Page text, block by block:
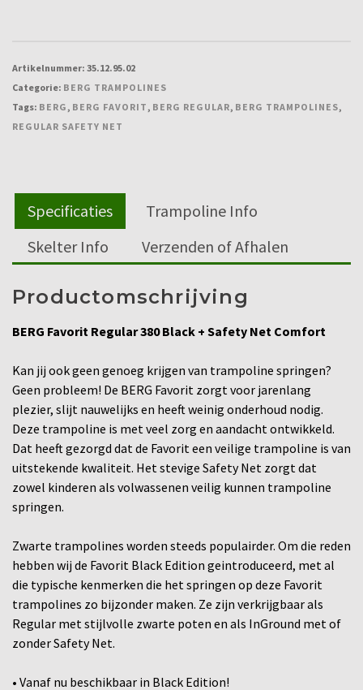
Artikelnummer: 35.12.95.02
Categorie: BERG TRAMPOLINES
Tags: BERG, BERG FAVORIT, BERG REGULAR, BERG TRAMPOLINES,
REGULAR SAFETY NET
Specificaties
Trampoline Info
Skelter Info
Verzenden of Afhalen
Productomschrijving
BERG Favorit Regular 380 Black + Safety Net Comfort
Kan jij ook geen genoeg krijgen van trampoline springen?
Geen probleem! De BERG Favorit zorgt voor jarenlang
plezier, slijt nauwelijks en heeft weinig onderhoud nodig.
Deze trampoline is met veel zorg en aandacht ontwikkeld.
Dat heeft gezorgd dat de Favorit een veilige trampoline is van
uitstekende kwaliteit. Het stevige Safety Net zorgt dat
zowel kinderen als volwassenen veilig kunnen trampoline
springen.
Zwarte trampolines worden steeds populairder. Om die reden
hebben wij de Favorit Black Edition geintroduceerd, met al
die typische kenmerken die het springen op deze Favorit
trampolines zo bijzonder maken. Ze zijn verkrijgbaar als
Regular met stijlvolle zwarte poten en als InGround met of
zonder Safety Net.
• Vanaf nu beschikbaar in Black Edition!